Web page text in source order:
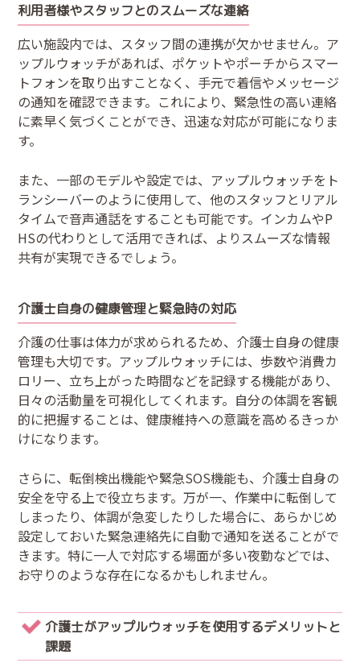
利用者様やスタッフとのスムーズな連絡
広い施設内では、スタッフ間の連携が欠かせません。ア
ップルウォッチがあれば、ポケットやポーチからスマー
トフォンを取り出すことなく、手元で着信やメッセージ
の通知を確認できます。これにより、緊急性の高い連絡
に素早く気づくことができ、迅速な対応が可能になりま
す。
また、一部のモデルや設定では、アップルウォッチをト
ランシーバーのように使用して、他のスタッフとリアル
タイムで音声通話をすることも可能です。インカムやP
HSの代わりとして活用できれば、よりスムーズな情報
共有が実現できるでしょう。
介護士自身の健康管理と緊急時の対応
介護の仕事は体力が求められるため、介護士自身の健康
管理も大切です。アップルウォッチには、歩数や消費カ
ロリー、立ち上がった時間などを記録する機能があり、
日々の活動量を可視化してくれます。自分の体調を客観
的に把握することは、健康維持への意識を高めるきっか
けになります。
さらに、転倒検出機能や緊急SOS機能も、介護士自身の
安全を守る上で役立ちます。万が一、作業中に転倒して
しまったり、体調が急変したりした場合に、あらかじめ
設定しておいた緊急連絡先に自動で通知を送ることがで
きます。特に一人で対応する場面が多い夜勤などでは、
お守りのような存在になるかもしれません。
介護士がアップルウォッチを使用するデメリットと
課題